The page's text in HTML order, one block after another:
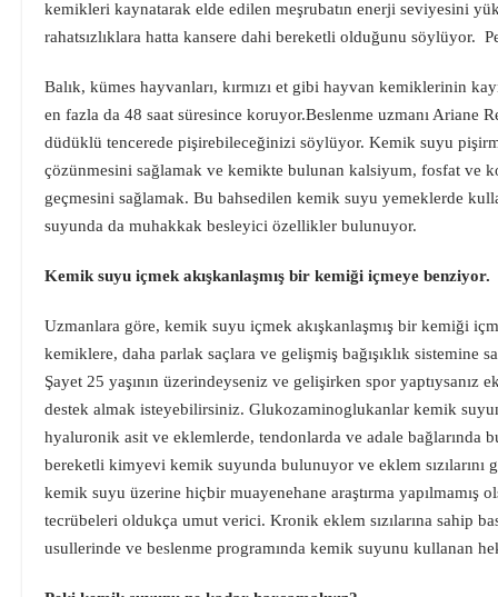
kemikleri kaynatarak elde edilen meşrubatın enerji seviyesini
rahatsızlıklara hatta kansere dahi bereketli olduğunu söylüyor.
Balık, kümes hayvanları, kırmızı et gibi hayvan kemiklerinin
en fazla da 48 saat süresince koruyor.Beslenme uzmanı Ariane
düdüklü tencerede pişirebileceğinizi söylüyor. Kemik suyu
çözünmesini sağlamak ve kemikte bulunan kalsiyum, fosfat ve
geçmesini sağlamak. Bu bahsedilen kemik suyu yemeklerde
suyunda da muhakkak besleyici özellikler bulunuyor.
Kemik suyu içmek akışkanlaşmış bir kemiği içmeye benziyor.
Uzmanlara göre, kemik suyu içmek akışkanlaşmış bir kemiği
kemiklere, daha parlak saçlara ve gelişmiş bağışıklık
Şayet 25 yaşının üzerindeyseniz ve gelişirken spor yaptıysanız
destek almak isteyebilirsiniz. Glukozaminoglukanlar kemik
hyaluronik asit ve eklemlerde, tendonlarda ve adale
bereketli kimyevi kemik suyunda bulunuyor ve eklem
kemik suyu üzerine hiçbir muayenehane araştırma yapılmamış
tecrübeleri oldukça umut verici. Kronik eklem sızılarına sahip
usullerinde ve beslenme programında kemik suyunu kullanan